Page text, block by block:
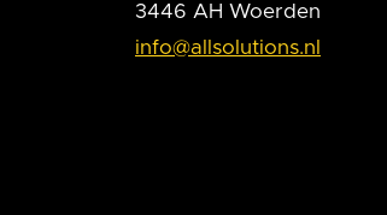
3446 AH Woerden
info@allsolutions.nl